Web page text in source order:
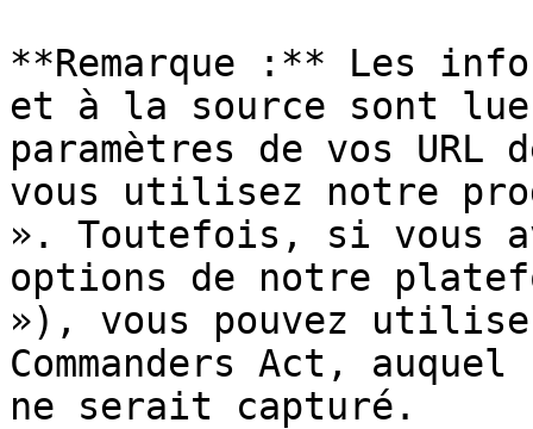
**Remarque :** Les
et à la source sont
paramètres de vos
vous utilisez notre
». Toutefois, si vous
options de notre
»), vous pouvez
Commanders Act,
ne serait capturé.